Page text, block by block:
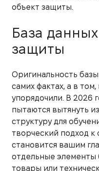
объект защиты.
База
защиты
Оригинальность
самих фактах, а в
упорядочили. В 2026
пытаются вытянуть
структуру для
творческий подход к
становится вашим
отдельные
товары или